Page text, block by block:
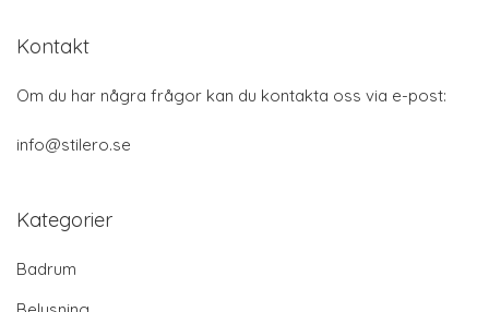
Kontakt
Om du har några frågor kan du kontakta oss via e-post:
info@stilero.se
Kategorier
Badrum